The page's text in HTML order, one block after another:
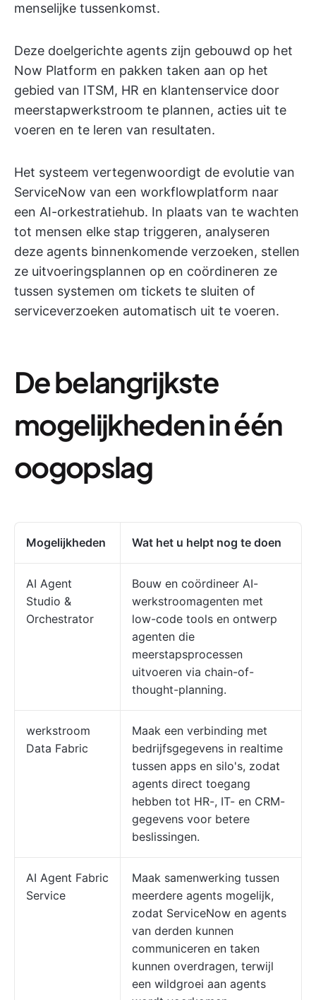
menselijke tussenkomst.
Deze doelgerichte agents zijn gebouwd op het
Now Platform en pakken taken aan op het
gebied van ITSM, HR en klantenservice door
meerstapwerkstroom te plannen, acties uit te
voeren en te leren van resultaten.
Het systeem vertegenwoordigt de evolutie van
ServiceNow van een workflowplatform naar
een AI-orkestratiehub. In plaats van te wachten
tot mensen elke stap triggeren, analyseren
deze agents binnenkomende verzoeken, stellen
ze uitvoeringsplannen op en coördineren ze
tussen systemen om tickets te sluiten of
serviceverzoeken automatisch uit te voeren.
De belangrijkste
mogelijkheden in één
oogopslag
Mogelijkheden Wat het u helpt nog te doen
AI Agent
Studio &
Orchestrator
Bouw en coördineer AI-
werkstroomagenten met
low-code tools en ontwerp
agenten die
meerstapsprocessen
uitvoeren via chain-of-
thought-planning.
werkstroom
Data Fabric
Maak een verbinding met
bedrijfsgegevens in realtime
tussen apps en silo's, zodat
agents direct toegang
hebben tot HR-, IT- en CRM-
gegevens voor betere
beslissingen.
AI Agent Fabric
Service
Maak samenwerking tussen
meerdere agents mogelijk,
zodat ServiceNow en agents
van derden kunnen
communiceren en taken
kunnen overdragen, terwijl
een wildgroei aan agents